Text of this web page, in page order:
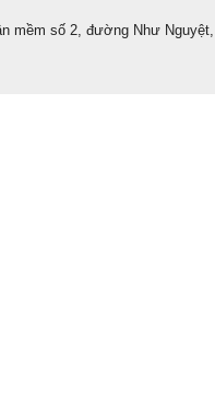
mềm số 2, đường Như